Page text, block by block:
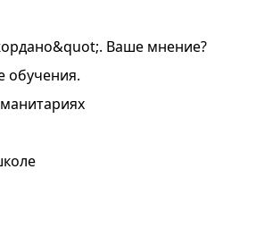
Ваше мнение?
обучения.